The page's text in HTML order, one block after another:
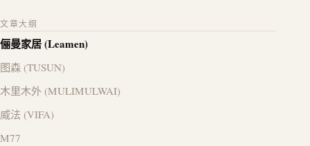
文章大纲
俪曼家居 (Leamen)
图森 (TUSUN)
木里木外 (MULIMULWAI)
威法 (VIFA)
M77